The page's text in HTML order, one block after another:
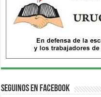
Seguinos en Facebook